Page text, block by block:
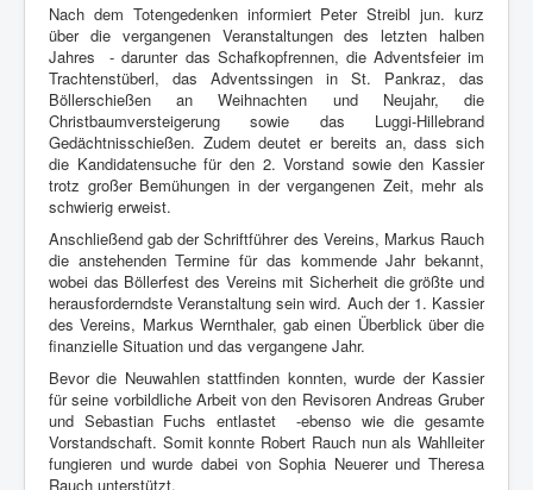
Nach dem Totengedenken informiert Peter Streibl jun. kurz
über die vergangenen Veranstaltungen des letzten halben
Jahres - darunter das Schafkopfrennen, die Adventsfeier im
Trachtenstüberl, das Adventssingen in St. Pankraz, das
Böllerschießen an Weihnachten und Neujahr, die
Christbaumversteigerung sowie das Luggi-Hillebrand
Gedächtnisschießen. Zudem deutet er bereits an, dass sich
die Kandidatensuche für den 2. Vorstand sowie den Kassier
trotz großer Bemühungen in der vergangenen Zeit, mehr als
schwierig erweist.
Anschließend gab der Schriftführer des Vereins, Markus Rauch
die anstehenden Termine für das kommende Jahr bekannt,
wobei das Böllerfest des Vereins mit Sicherheit die größte und
herausforderndste Veranstaltung sein wird. Auch der 1. Kassier
des Vereins, Markus Wernthaler, gab einen Überblick über die
finanzielle Situation und das vergangene Jahr.
Bevor die Neuwahlen stattfinden konnten, wurde der Kassier
für seine vorbildliche Arbeit von den Revisoren Andreas Gruber
und Sebastian Fuchs entlastet -ebenso wie die gesamte
Vorstandschaft. Somit konnte Robert Rauch nun als Wahlleiter
fungieren und wurde dabei von Sophia Neuerer und Theresa
Rauch unterstützt.